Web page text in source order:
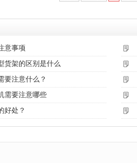
意事项
货架的区别是什么
要注意什么？
需要注意哪些
好处？